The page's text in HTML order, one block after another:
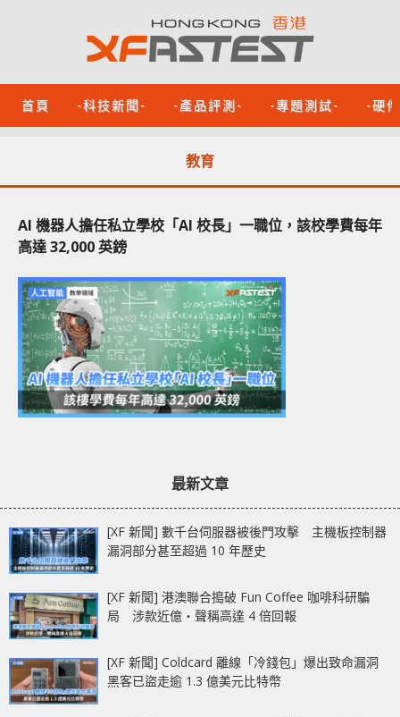
首頁 -科技新聞- -產品評測- -專題測試- -硬
教育
AI 機器人擔任私立學校「AI 校長」一職位，該校學費每年
高達 32,000 英鎊
最新文章
[XF 新聞] 數千台伺服器被後門攻擊 主機板控制器
漏洞部分甚至超過 10 年歷史
[XF 新聞] 港澳聯合搗破 Fun Coffee 咖啡科研騙
局 涉款近億‧聲稱高達 4 倍回報
[XF 新聞] Coldcard 離線「冷錢包」爆出致命漏洞
黑客已盜走逾 1.3 億美元比特幣